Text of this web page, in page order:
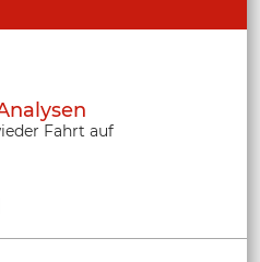
Fahrt auf